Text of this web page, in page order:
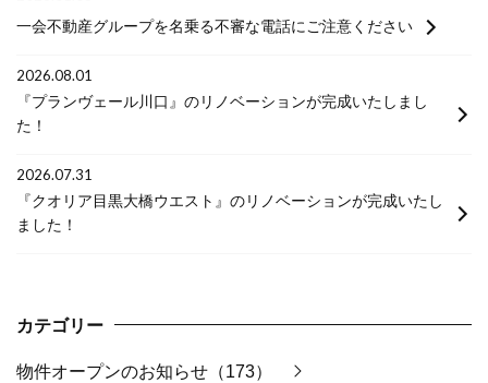
一会不動産グループを名乗る不審な電話にご注意ください
2026.08.01
『プランヴェール川口』のリノベーションが完成いたしまし
た！
2026.07.31
『クオリア目黒大橋ウエスト』のリノベーションが完成いたし
ました！
カテゴリー
物件オープンのお知らせ（173）